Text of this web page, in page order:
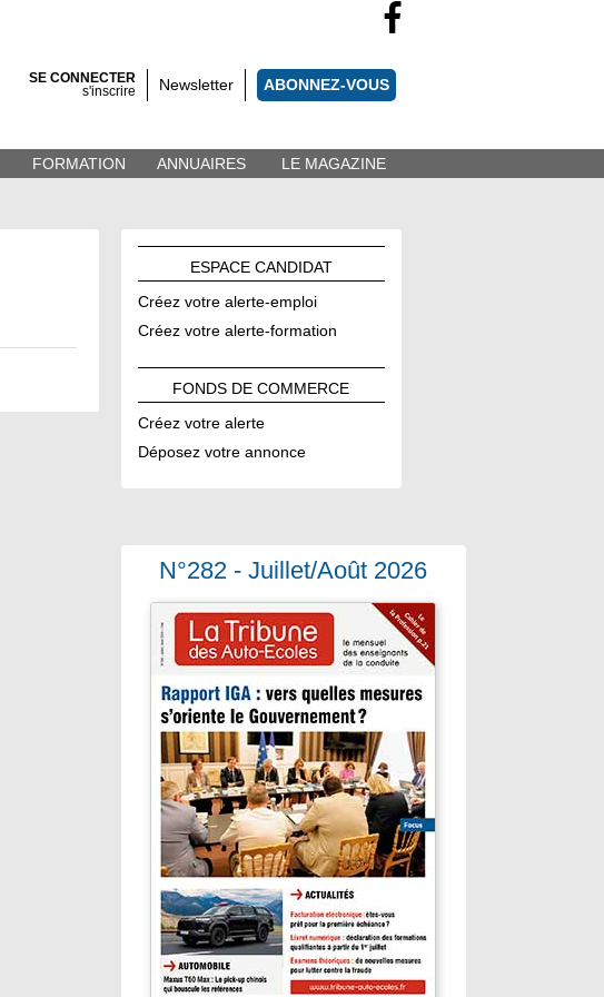
SE CONNECTER
s'inscrire
Newsletter ABONNEZ-VOUS
FORMATION ANNUAIRES
LE MAGAZINE
ESPACE CANDIDAT
Créez votre alerte-emploi
Créez votre alerte-formation
FONDS DECOMMERCE
Créez votre alerte
Déposez votre annonce
N°282 - Juillet/Août 2026